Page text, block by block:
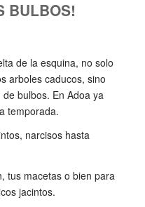
BULBOS!
de la esquina, no solo
arboles caducos, sino
bulbos. En Adoa ya
temporada.
narcisos hasta
tus macetas o bien para
jacintos.